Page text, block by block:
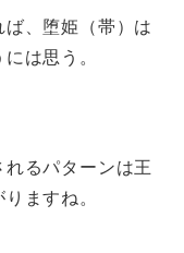
、堕姫（帯）は
は思う。
るパターンは王
ますね。